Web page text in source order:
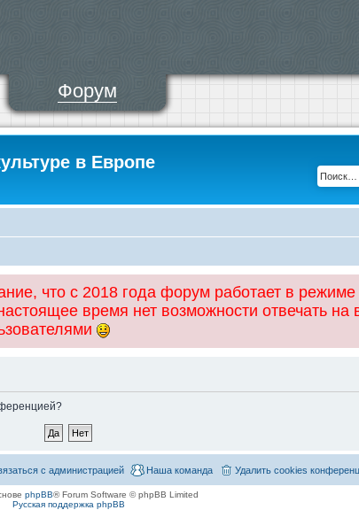
Форум
в Европе
что с 2018 года форум работает в режиме
время нет возможности отвечать на
Удалить cookies
Наша команда
с администрацией
phpBB® Forum Software © phpBB Limited
Русская поддержка phpBB